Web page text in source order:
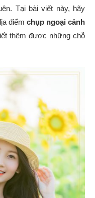
Tại bài viết này, hãy
điểm chụp ngoại cảnh
thêm được những chỗ